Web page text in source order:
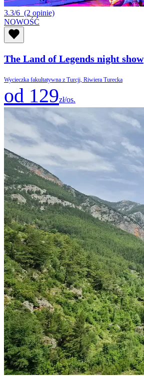
3.3/6 (2 opinie)
NOWOŚĆ
The Land of Legends night show
Wycieczka fakultatywna z Turcji, Riwiera Turecka
od 129zł/os.